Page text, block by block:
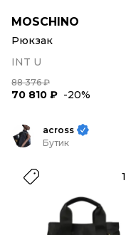
MOSCHINO
Рюкзак
INT U
88 376 ₽
70 810 ₽ -20%
across
Бутик
1